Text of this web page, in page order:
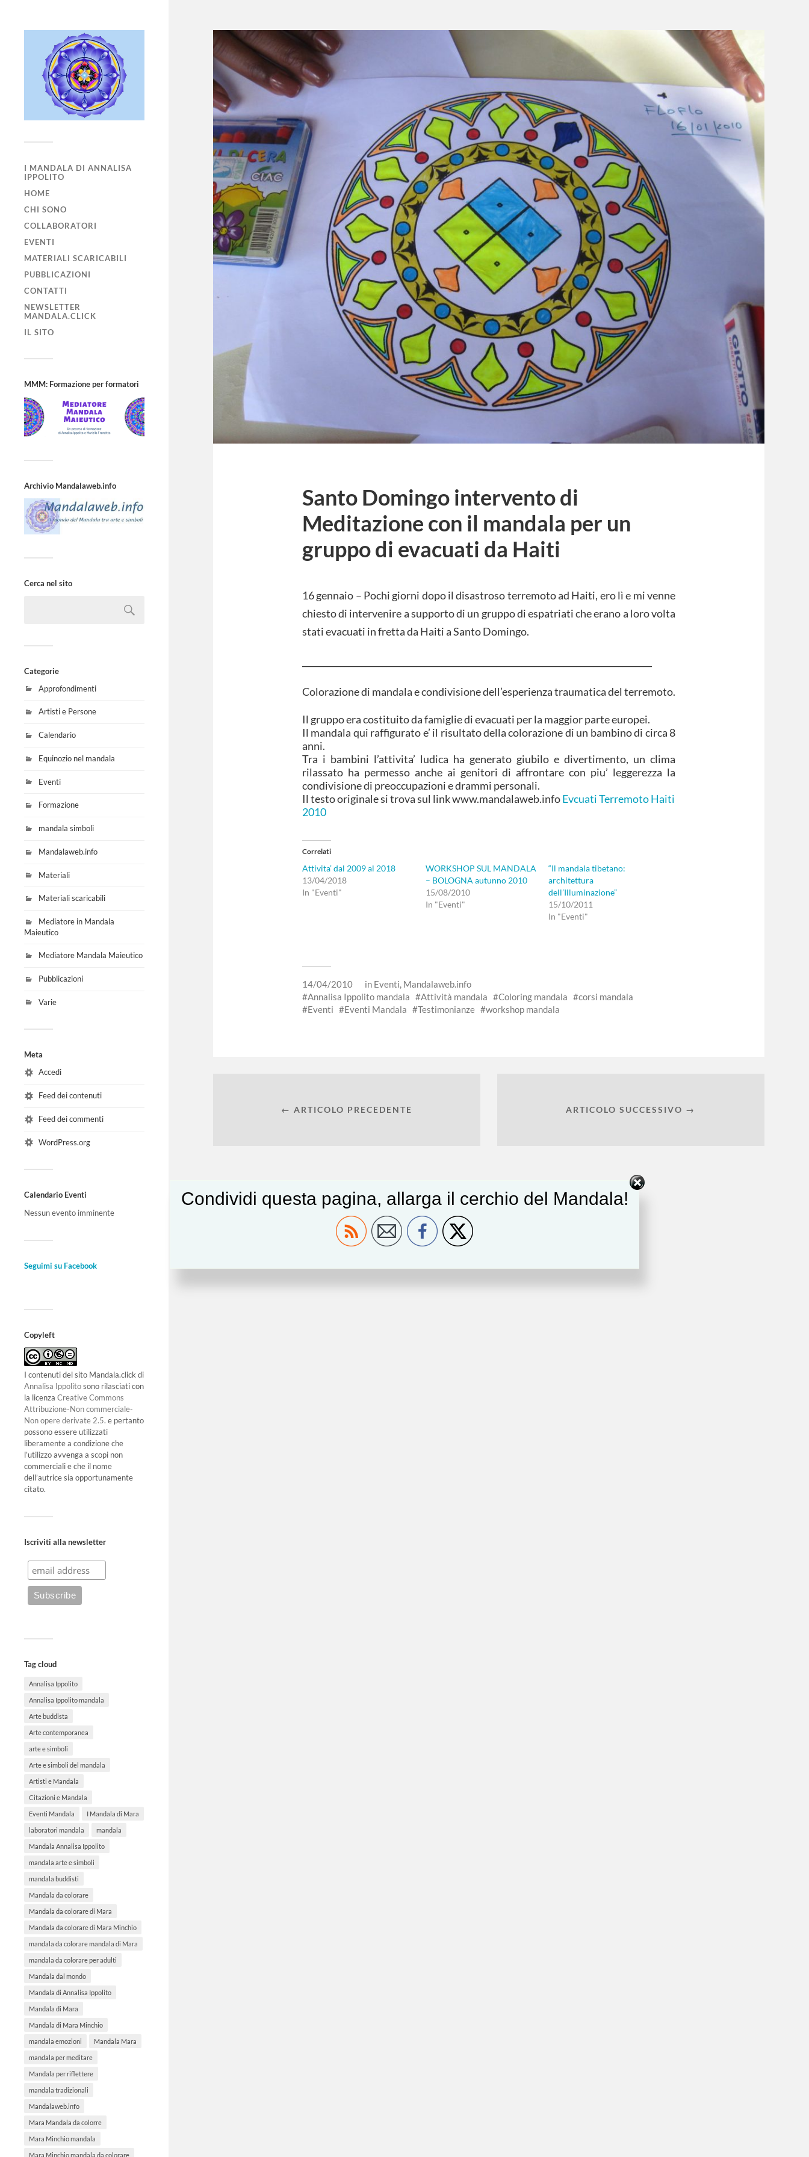
I MANDALA DI ANNALISA
IPPOLITO
HOME
CHI SONO
COLLABORATORI
EVENTI
MATERIALI SCARICABILI
PUBBLICAZIONI
CONTATTI
NEWSLETTER
MANDALA.CLICK
IL SITO
MMM: Formazione per formatori
Archivio Mandalaweb.info
Cerca nel sito
Categorie
Approfondimenti
Artisti e Persone
Calendario
Equinozio nel mandala
Eventi
Formazione
mandala simboli
Mandalaweb.info
Materiali
Materiali scaricabili
Mediatore in Mandala
Maieutico
Mediatore Mandala Maieutico
Pubblicazioni
Varie
Meta
Accedi
Feed dei contenuti
Feed dei commenti
WordPress.org
Calendario Eventi
Nessun evento imminente
Seguimi su Facebook
Copyleft
I contenuti del sito Mandala.click di
Annalisa Ippolitosono rilasciati con
la licenza Creative Commons
Attribuzione-Non commerciale-
Non opere derivate 2.5. e pertanto
possono essere utilizzati
liberamente a condizione che
l’utilizzo avvenga a scopi non
commerciali e che il nome
dell’autrice sia opportunamente
citato.
Iscriviti alla newsletter
Tag cloud
Annalisa Ippolito
Annalisa Ippolito mandala
Arte buddista
Arte contemporanea
arte e simboli
Arte e simboli del mandala
Artisti e Mandala
Citazioni e Mandala
Eventi Mandala I Mandala di Mara
laboratori mandala mandala
Mandala Annalisa Ippolito
mandala arte e simboli
mandala buddisti
Mandala da colorare
Mandala da colorare di Mara
Mandala da colorare di Mara Minchio
mandala da colorare mandala di Mara
mandala da colorare per adulti
Mandala dal mondo
Mandala di Annalisa Ippolito
Mandala di Mara
Mandala di Mara Minchio
mandala emozioni Mandala Mara
mandala per meditare
Mandala per riflettere
mandala tradizionali
Mandalaweb.info
Mara Mandala da colorre
Mara Minchio mandala
Mara Minchio mandala da colorare
Santo Domingo intervento di
Meditazione con il mandala per un
gruppo di evacuati da Haiti
16 gennaio – Pochi giorni dopo il disastroso terremoto ad Haiti, ero lì e mi venne
chiesto di intervenire a supporto di un gruppo di espatriati che erano a loro volta
stati evacuati in fretta da Haiti a Santo Domingo.
Colorazione di mandala e condivisione dell’esperienza traumatica del terremoto.
Il gruppo era costituito da famiglie di evacuati per la maggior parte europei.
Il mandala qui raffigurato e’ il risultato della colorazione di un bambino di circa 8
anni.
Tra i bambini l’attivita’ ludica ha generato giubilo e divertimento, un clima
rilassato ha permesso anche ai genitori di affrontare con piu’ leggerezza la
condivisione di preoccupazioni e drammi personali.
Il testo originale si trova sul link www.mandalaweb.infoEvcuati Terremoto Haiti
2010
Correlati
Attivita’ dal 2009 al 2018
13/04/2018
In "Eventi"
WORKSHOP SUL MANDALA
– BOLOGNA autunno 2010
15/08/2010
In "Eventi"
“Il mandala tibetano:
architettura
dell’Illuminazione”
15/10/2011
In "Eventi"
14/04/2010 in Eventi Mandalaweb.info
Annalisa Ippolito mandala
Attività mandala Coloring mandala
corsi mandala
Eventi
Eventi Mandala Testimonianze workshop mandala
← ARTICOLO PRECEDENTE ARTICOLO SUCCESSIVO →
Condividi questa pagina, allarga il cerchio del Mandala!